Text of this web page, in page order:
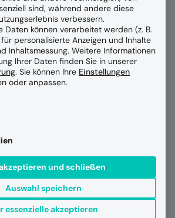
Suchen
IS-H Ablöse
sind, während andere diese
verbessern.
Daten können verarbeitet werden (z. B.
für personalisierte Anzeigen und Inhalte
Inhaltsmessung. Weitere Informationen
Ihrer Daten finden Sie in unserer
. Sie können Ihre Einstellungen
oder anpassen.
der Service-Gruppen, für die
und schließen
Auswahl speichern
essenzielle akzeptieren